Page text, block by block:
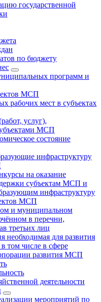
государственной
по бюджету
программ и
МСП
рабочих мест в субъектах
услуг),
МСП
состояние
инфраструктуру
на оказание
субъектам МСП и
инфраструктуру
МСП
и муниципальном
в перечни,
третьих лиц
необходимая для развития
том числе в сфере
развития МСП
деятельности
мероприятий по